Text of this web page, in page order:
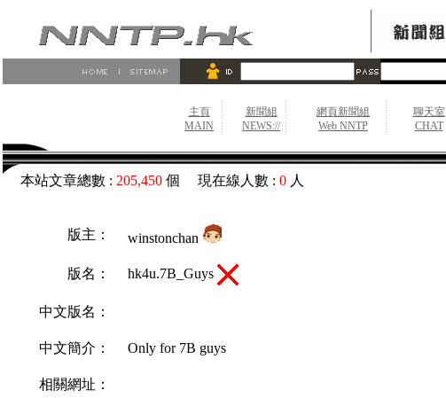
主頁
MAIN
新聞組
NEWS://
網頁新聞組
Web NNTP
聊天室
CHAT
本站文章總數 : 205,450 個 現在線人數 : 0 人
版主： winstonchan
版名： hk4u.7B_Guys
中文版名：
中文簡介： Only for 7B guys
相關網址：